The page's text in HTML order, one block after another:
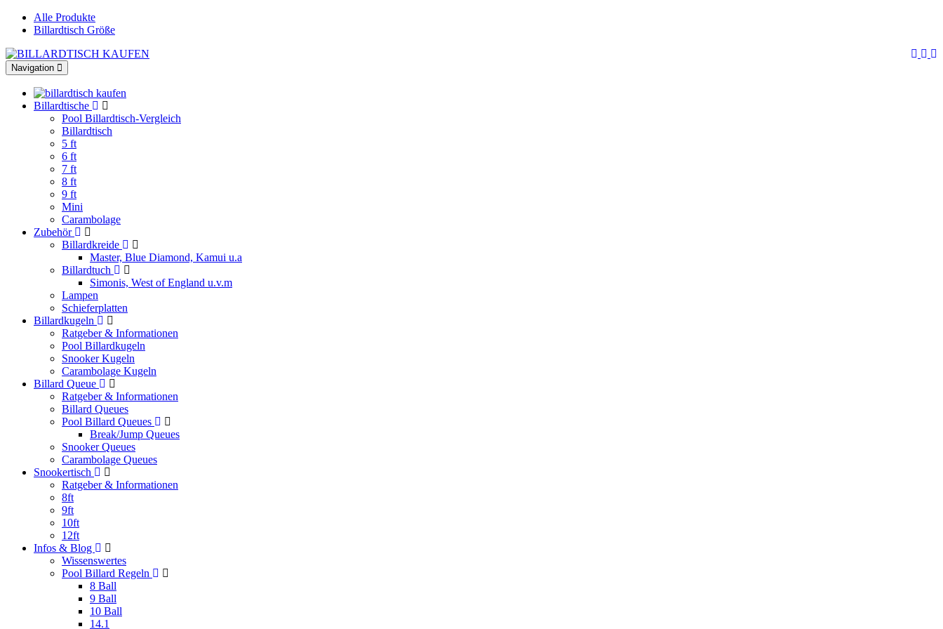
Alle Produkte
Billardtisch Größe
Toggle
navigation
Navigation
Billardtische
Pool Billardtisch-Vergleich
Billardtisch
5 ft
6 ft
7 ft
8 ft
9 ft
Mini
Carambolage
Zubehör
Billardkreide
Master, Blue Diamond, Kamui u.a
Billardtuch
Simonis, West of England u.v.m
Lampen
Schieferplatten
Billardkugeln
Ratgeber & Informationen
Pool Billardkugeln
Snooker Kugeln
Carambolage Kugeln
Billard Queue
Ratgeber & Informationen
Billard Queues
Pool Billard Queues
Break/Jump Queues
Snooker Queues
Carambolage Queues
Snookertisch
Ratgeber & Informationen
8ft
9ft
10ft
12ft
Infos & Blog
Wissenswertes
Pool Billard Regeln
8 Ball
9 Ball
10 Ball
14.1